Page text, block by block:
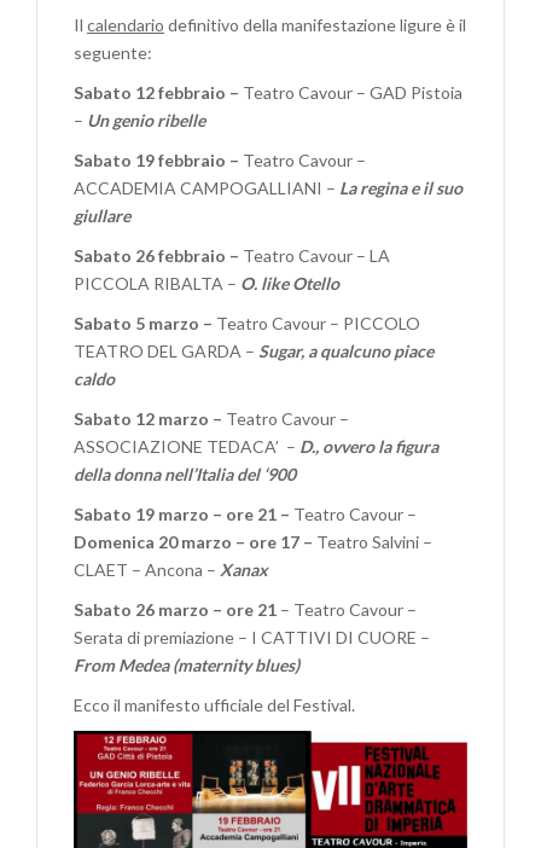
Il calendario definitivo della manifestazione ligure è il
seguente:
Sabato 12 febbraio – Teatro Cavour – GAD Pistoia
– Un genio ribelle
Sabato 19 febbraio – Teatro Cavour –
ACCADEMIA CAMPOGALLIANI – La regina e il suo
giullare
Sabato 26 febbraio – Teatro Cavour – LA
PICCOLA RIBALTA – O. like Otello
Sabato 5 marzo – Teatro Cavour – PICCOLO
TEATRO DEL GARDA – Sugar, a qualcuno piace
caldo
Sabato 12 marzo – Teatro Cavour –
ASSOCIAZIONE TEDACA’ – D., ovvero la figura
della donna nell’Italia del ‘900
Sabato 19 marzo – ore 21 – Teatro Cavour –
Domenica 20 marzo – ore 17 – Teatro Salvini –
CLAET – Ancona – Xanax
Sabato 26 marzo – ore 21 – Teatro Cavour –
Serata di premiazione – I CATTIVI DI CUORE –
From Medea(maternity blues)
Ecco il manifesto ufficiale del Festival.